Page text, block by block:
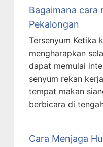
Bagaimana cara
Pekalongan
Tersenyum Ketika
mengharapkan
dapat memulai
senyum rekan
tempat makan
berbicara di
Cara Menjaga